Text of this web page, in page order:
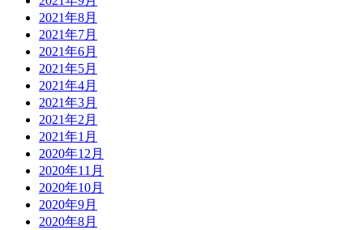
2021年8月
2021年7月
2021年6月
2021年5月
2021年4月
2021年3月
2021年2月
2021年1月
2020年12月
2020年11月
2020年10月
2020年9月
2020年8月